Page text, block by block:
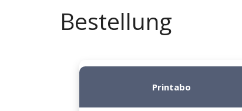
Bestellung
Printabo